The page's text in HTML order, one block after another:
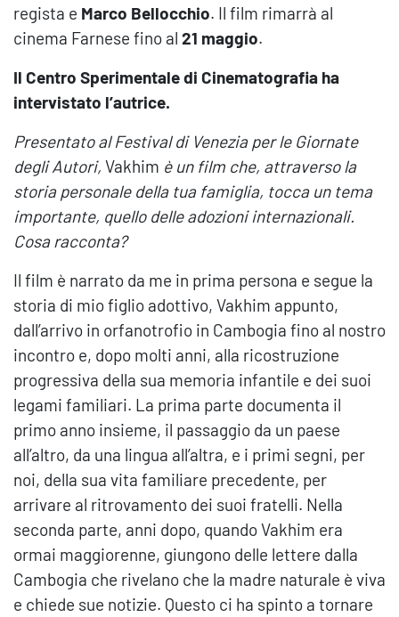
regista e Marco Bellocchio. Il film rimarrà al
cinema Farnese fino al 21 maggio.
Il Centro Sperimentale di Cinematografia ha
intervistato l’autrice.
Presentato al Festival di Venezia per le Giornate
degli Autori, Vakhim è un film che, attraverso la
storia personale della tua famiglia, tocca un tema
importante, quello delle adozioni internazionali.
Cosa racconta?
Il film è narrato da me in prima persona e segue la
storia di mio figlio adottivo, Vakhim appunto,
dall’arrivo in orfanotrofio in Cambogia fino al nostro
incontro e, dopo molti anni, alla ricostruzione
progressiva della sua memoria infantile e dei suoi
legami familiari. La prima parte documenta il
primo anno insieme, il passaggio da un paese
all’altro, da una lingua all’altra, e i primi segni, per
noi, della sua vita familiare precedente, per
arrivare al ritrovamento dei suoi fratelli. Nella
seconda parte, anni dopo, quando Vakhim era
ormai maggiorenne, giungono delle lettere dalla
Cambogia che rivelano che la madre naturale è viva
e chiede sue notizie. Questo ci ha spinto a tornare